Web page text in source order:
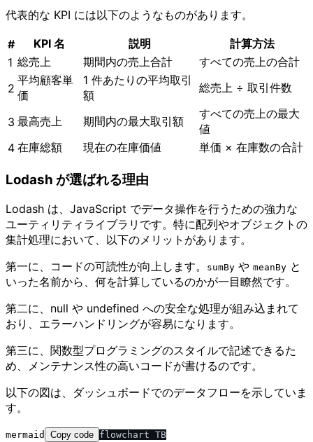
代表的な KPI には以下のようなものがあります。
# KPI 名 説明
計算方法
1 総売上 期間内の売上合計
すべての売上の合計
2
平均顧客単
価
1 件あたりの平均取引
額
総売上 ÷ 取引件数
3 最高売上 期間内の最大取引額
すべての売上の最大
値
4 在庫総額 現在の在庫価値 単価 × 在庫数の合計
Lodash が選ばれる理由
Lodash は、JavaScript でデータ操作を行うための強力な
ユーティリティライブラリです。特に配列やオブジェクトの
集計処理において、以下のメリットがあります。
第一に、コードの可読性が向上します。
sumBy や meanBy と
いった名前から、何を計算しているのかが一目瞭然です。
第二に、null や undefined への安全な処理が組み込まれて
おり、エラーハンドリングが容易になります。
第三に、関数型プログラミングのスタイルで記述できるた
め、メンテナンス性の高いコードが書けるのです。
以下の図は、ダッシュボードでのデータフローを示していま
す。
mermaid Copy code flowchart TB